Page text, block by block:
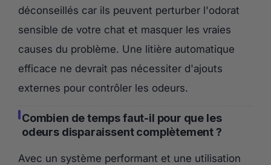
déconseillés car ils peuvent perturber l'odorat
sensible de votre chat et masquer les vraies
causes du problème. Une litière automatique
efficace ne devrait pas nécessiter d'ajouts
externes pour contrôler les odeurs.
Combien de temps faut-il pour que les
odeurs disparaissent complètement ?
Avec un système performant et une utilisation